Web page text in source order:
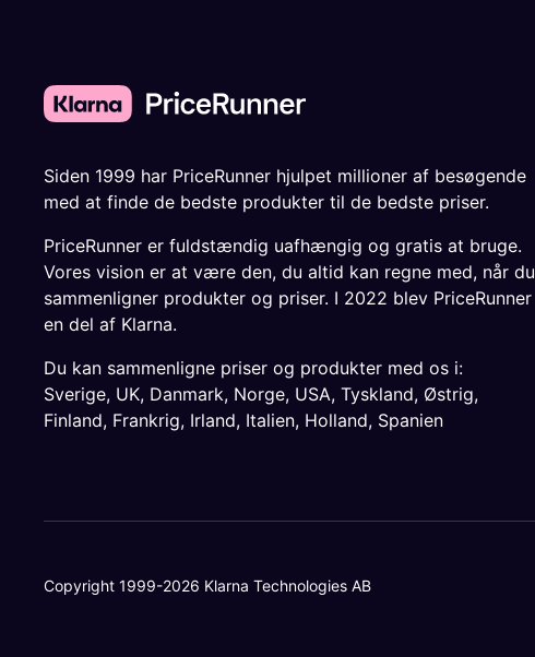
Siden 1999 har PriceRunner hjulpet millioner af besøgende
med at finde de bedste produkter til de bedste priser.
PriceRunner er fuldstændig uafhængig og gratis at bruge.
Vores vision er at være den, du altid kan regne med, når du
sammenligner produkter og priser. I 2022 blev PriceRunner
en del af Klarna.
Du kan sammenligne priser og produkter med os i:
Sverige, UK, Danmark, Norge, USA, Tyskland, Østrig,
Finland, Frankrig, Irland, Italien, Holland, Spanien
Copyright 1999-2026 Klarna Technologies AB